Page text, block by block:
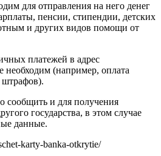
для отправления на него денег
пенсии, стипендии, детских
и других видов помощи от
платежей в адрес
(например, оплата
сообщить и для получения
государства, в этом случае
данные.
karty-banka-otkrytie/